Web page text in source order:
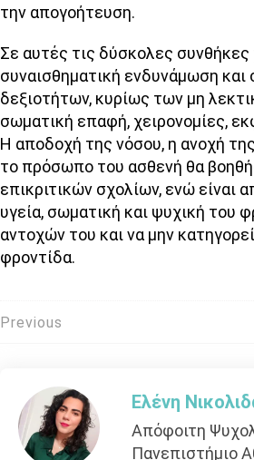
την απογοήτευση.
Σε αυτές τις δύσκολες συνθήκες
συναισθηματική ενδυνάμωση και
δεξιοτήτων, κυρίως των μη
σωματική επαφή, χειρονομίες,
Η αποδοχή της νόσου, η ανοχή
το πρόσωπο του ασθενή θα
επικριτικών σχολίων, ενώ είναι
υγεία, σωματική και ψυχική του
αντοχών του και να μην
φροντίδα.
Πλοήγηση
Previous
Ελένη
Απόφοιτη
Πανεπιστήμιο